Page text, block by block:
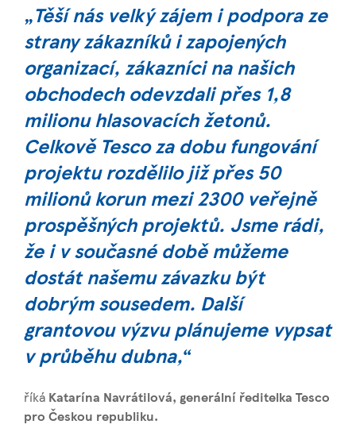
„Těší nás velký zájem i podpora ze
strany zákazníků i zapojených
organizací, zákazníci na našich
obchodech odevzdali přes 1,8
milionu hlasovacích žetonů.
Celkově Tesco za dobu fungování
projektu rozdělilo již přes 50
milionů korun mezi 2300 veřejně
prospěšných projektů. Jsme rádi,
že i v současné době můžeme
dostát našemu závazku být
dobrým sousedem. Další
grantovou výzvu plánujeme vypsat
v průběhu dubna,“
říká Katarína Navrátilová, generální ředitelka Tesco
pro Českou republiku.